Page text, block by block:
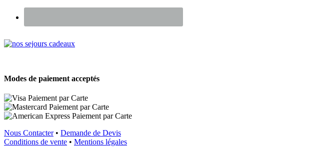
Modes de paiement acceptés
Nous Contacter• Demande de Devis
Conditions de vente • Mentions légales